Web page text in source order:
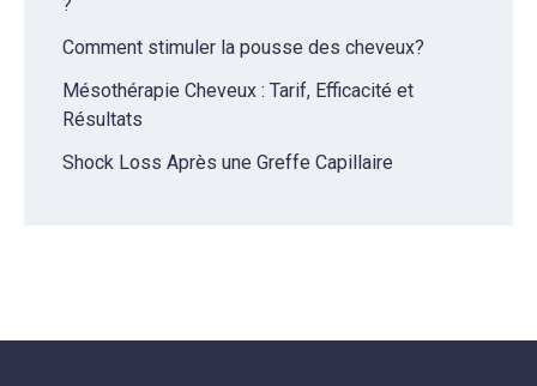
Comment stimuler la pousse des cheveux?
Mésothérapie Cheveux : Tarif, Efficacité et
Résultats
Shock Loss Après une Greffe Capillaire